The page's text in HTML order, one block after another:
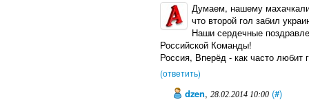
Думаем, нашему
что второй гол забил
Наши сердечные
Российской Команды!
Россия, Вперёд - как часто любит
(ответить)
dzen,28.02.2014 10:00 (#)